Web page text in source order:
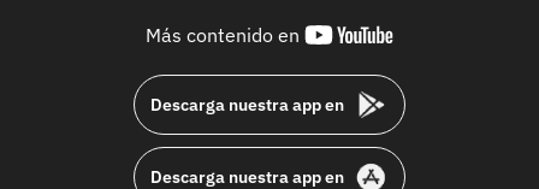
Más contenido en
youtube-
Descarga nuestra app en
Descarga nuestra app en